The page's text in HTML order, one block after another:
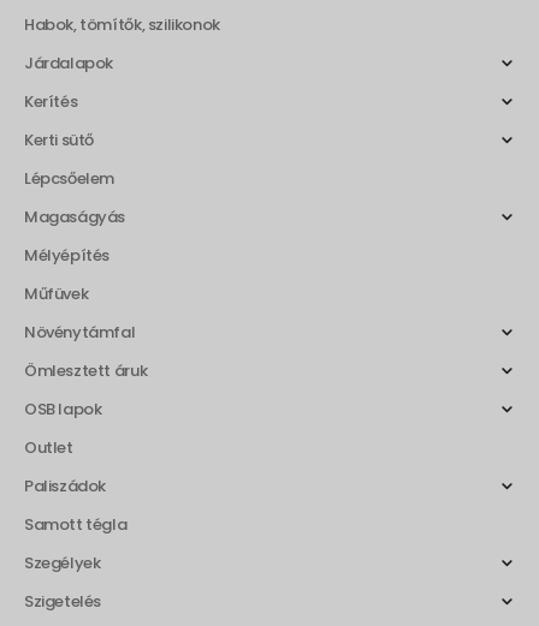
Habok, tömítők, szilikonok
Járdalapok
Kerítés
Kerti sütő
Lépcsőelem
Magaságyás
Mélyépítés
Műfüvek
Növénytámfal
Ömlesztett áruk
OSB lapok
Outlet
Paliszádok
Samott tégla
Szegélyek
Szigetelés